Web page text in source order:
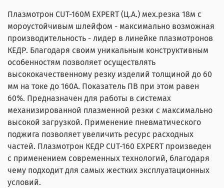
Плазмотрон CUT-160М EXPERT (Ц.А.) мех.резка 18м c
мороустойчивым шлейфом - максимально возможная
производительность - лидер в линейке плазмотронов
КЕДР. Благодаря своим уникальным конструктивным
особенностям позволяет осуществлять
высококачественному резку изделий толщиной до 60
мм на токе до 160А. Показатель ПВ при этом равен
60%. Предназначен для работы в системах
механизированной плазменной резки с максимально
высокой загрузкой. Применение пневматического
поджига позволяет увеличить ресурс расходных
частей. Плазмотрон КЕДР CUT-160 EXPERT произведен
с применением современных технологий, благодаря
чему подходит для самых жестких эксплуатационных
условий.